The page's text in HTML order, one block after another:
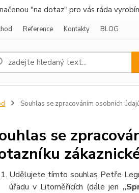
"na dotaz" pro vás ráda
Reference Kontakty BLOG
Souhlas se zpracováním osobních
se
Udělujete tímto souhlas Petře
úřadu v Litoměřicích (dále jen